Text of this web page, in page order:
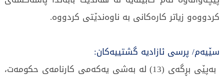
كردووەو زیاتر كارەكانی بە ناوەندێتی كردووە.
سێیەم/ پرسی ئازادیە گشتییەكان:
بەپێی بڕگەی (13) لە بەشی یەكەمی كارنامەی حكومەت،